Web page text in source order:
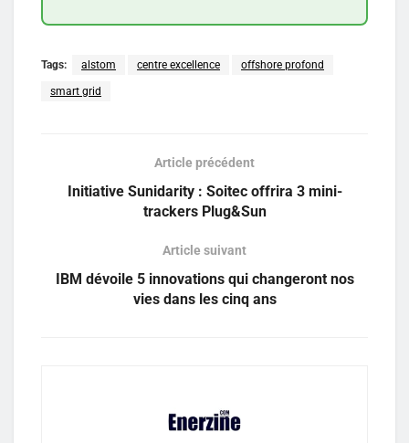
Tags: alstom centre excellence offshore profond
smart grid
Article précédent
Initiative Sunidarity : Soitec offrira 3 mini-
trackers Plug&Sun
Article suivant
IBM dévoile 5 innovations qui changeront nos
vies dans les cinq ans